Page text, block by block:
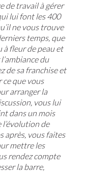
de travail à gérer
lui font les 400
ne vous trouve
temps, que
à fleur de peau et
du
de sa franchise et
ce que vous
arranger la
vous lui
dans un mois
de
après, vous faites
mettre les
rendez compte
la barre,